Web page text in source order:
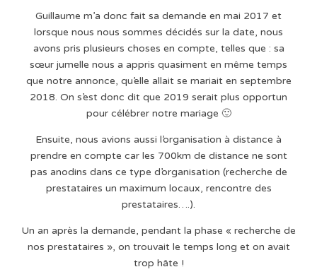
Guillaume m’a donc fait sa demande en mai 2017 et
lorsque nous nous sommes décidés sur la date, nous
avons pris plusieurs choses en compte, telles que : sa
sœur jumelle nous a appris quasiment en même temps
que notre annonce, qu’elle allait se mariait en septembre
2018. On s’est donc dit que 2019 serait plus opportun
pour célébrer notre mariage 🙂
Ensuite, nous avions aussi l’organisation à distance à
prendre en compte car les 700km de distance ne sont
pas anodins dans ce type d’organisation (recherche de
prestataires un maximum locaux, rencontre des
prestataires….).
Un an après la demande, pendant la phase « recherche de
nos prestataires », on trouvait le temps long et on avait
trop hâte !